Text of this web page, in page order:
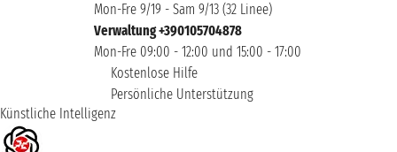
Mon-Fre 9/19 - Sam 9/13 (32 Linee)
Verwaltung +390105704878
Mon-Fre 09:00 - 12:00 und 15:00 - 17:00
Kostenlose Hilfe
Persönliche Unterstützung
Künstliche Intelligenz